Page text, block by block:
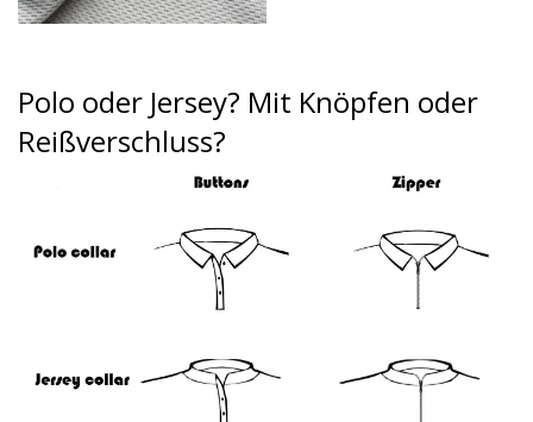
Polo oder Jersey? Mit Knöpfen oder
Reißverschluss?